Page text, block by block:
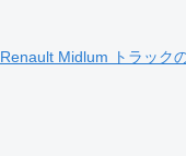
Renault Midlum トラック